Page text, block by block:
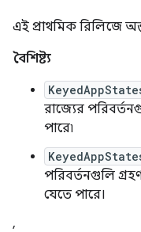
এই প্রাথমিক রিলিজে
বৈশিষ্ট্য
রাজ্যের
পারে৷
পরিবর্তনগুলি
যেতে পারে।
,